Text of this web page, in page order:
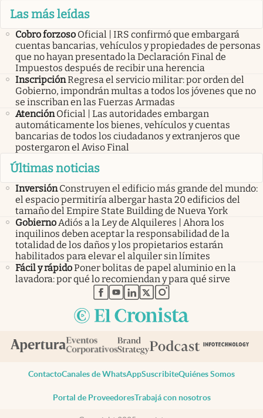
Las más leídas
Cobro forzoso Oficial | IRS confirmó que embargará
cuentas bancarias, vehículos y propiedades de personas
que no hayan presentado la Declaración Final de
Impuestos después de recibir una herencia
InscripciónRegresa el servicio militar: por orden del
Gobierno, impondrán multas a todos los jóvenes que no
se inscriban en las Fuerzas Armadas
Atención Oficial | Las autoridades embargan
automáticamente los bienes, vehículos y cuentas
bancarias de todos los ciudadanos y extranjeros que
postergaron el Aviso Final
Últimas noticias
Inversión Construyen el edificio más grande del mundo:
el espacio permitiría albergar hasta 20 edificios del
tamaño del Empire State Building de Nueva York
Gobierno Adiós a la Ley de Alquileres | Ahora los
inquilinos deben aceptar la responsabilidad de la
totalidad de los daños y los propietarios estarán
habilitados para elevar el alquiler sin límites
Fácil y rápidoPoner bolitas de papel aluminio en la
lavadora: por qué lo recomiendan y para qué sirve
abre en nueva pestaña
abre en nueva pestaña
abre en nueva pestaña
abre en nueva pestaña
abre en nueva pestaña
ContactoCanales de WhatsAppSuscribiteQuiénes Somos
Portal de ProveedoresTrabajá con nosotros